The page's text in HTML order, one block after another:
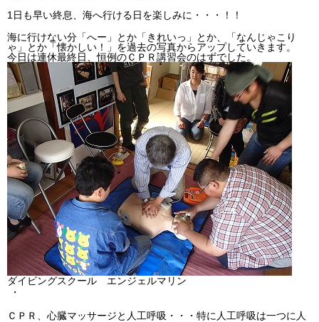
Q & A
1日も早い終息、海へ行ける日を楽しみに・・・！！
海に行けない分「へー」とか「きれいっ」とか、「なんじゃこり
ゃ」とか「懐かしい！」を過去の写真からアップしていきます。
今日は連休最終日、恒例のＣＰＲ講習会のはずでした。
ダイビングスクール エンジェルマリン
・
ＣＰＲ、心臓マッサージと人工呼吸・・・特に人工呼吸は一つに人